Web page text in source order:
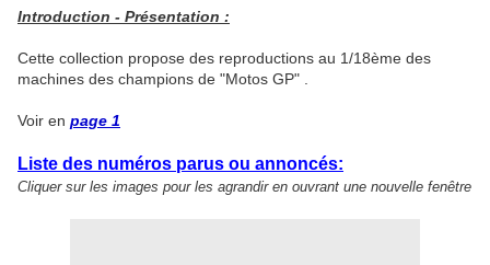
Introduction - Présentation :
Cette collection propose des reproductions au 1/18ème des
machines des champions de "Motos GP" .
Voir en page 1
Liste des numéros parus ou annoncés:
Cliquer sur les images pour les agrandir en ouvrant une nouvelle fenêtre